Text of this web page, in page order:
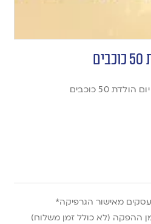
50 כוכבים
ההפקה (לא כולל זמן משלוח)